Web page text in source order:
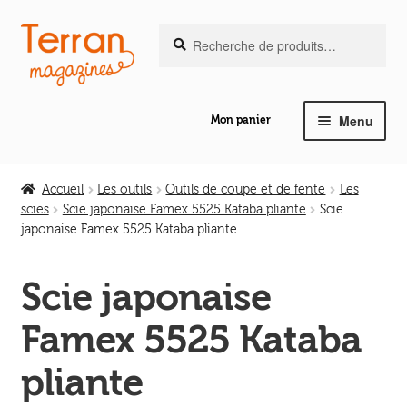
Aller
la
Aller
au
contenu
pour :
Mon panier Menu
le
Abeilles en liberté
Les ouvrages
menu
enfant
Ouvrir
Accueil Les outils Outils de coupe et de fente
Les
scies
Scie japonaise Famex 5525 Kataba pliante
Scie
japonaise Famex 5525 Kataba pliante
Scie japonaise
Famex 5525 Kataba
pliante